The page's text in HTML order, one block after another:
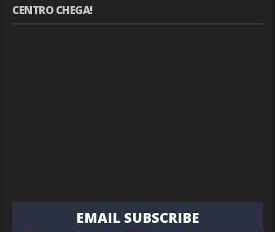
CENTRO CHEGA!
EMAIL SUBSCRIBE